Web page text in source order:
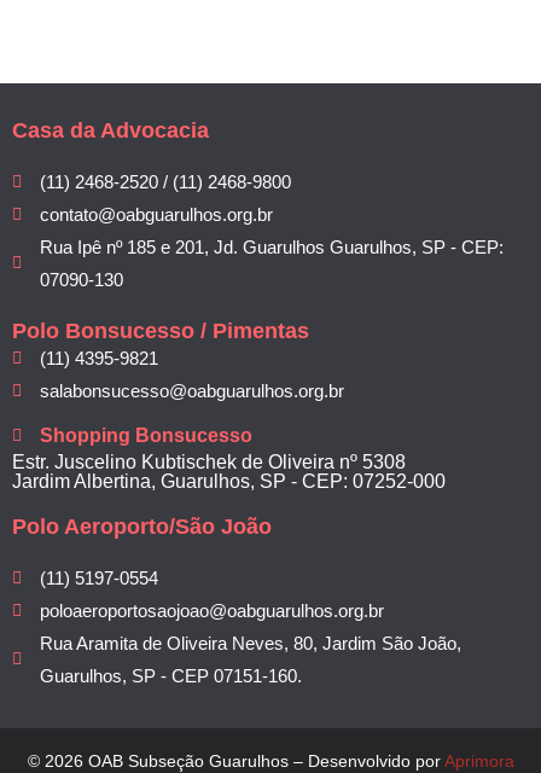
Casa da Advocacia
(11) 2468-2520 / (11) 2468-9800
contato@oabguarulhos.org.br
Rua Ipê nº 185 e 201, Jd. Guarulhos Guarulhos, SP - CEP:
07090-130
Polo Bonsucesso / Pimentas
(11) 4395-9821
salabonsucesso@oabguarulhos.org.br
Shopping Bonsucesso
Estr. Juscelino Kubtischek de Oliveira nº 5308
Jardim Albertina, Guarulhos, SP - CEP: 07252-000
Polo Aeroporto/São João
(11) 5197-0554
poloaeroportosaojoao@oabguarulhos.org.br
Rua Aramita de Oliveira Neves, 80, Jardim São João,
Guarulhos, SP - CEP 07151-160.
© 2026 OAB Subseção Guarulhos – Desenvolvido porAprimora